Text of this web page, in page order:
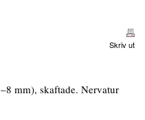
Skriv ut
mm), skaftade. Nervatur